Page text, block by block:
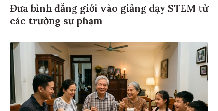
Đưa bình đẳng giới vào giảng dạy STEM từ
các trường sư phạm